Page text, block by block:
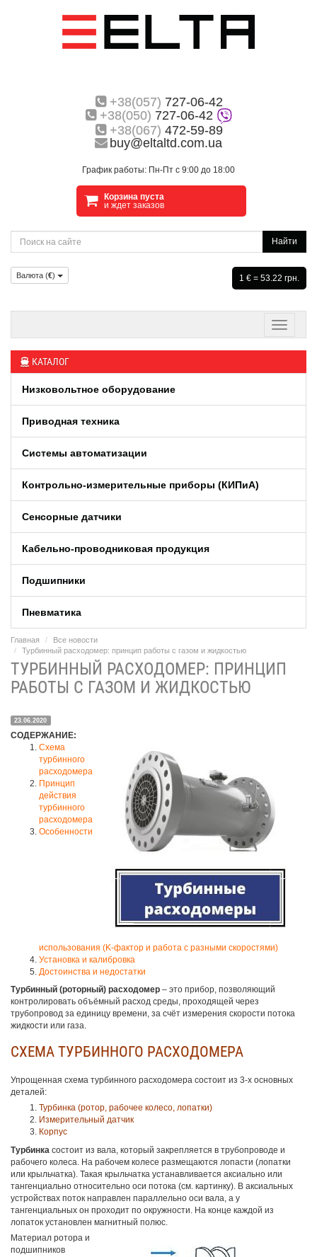
+38(057) 727-06-42
+38(050) 727-06-42
+38(067) 472-59-89
buy@eltaltd.com.ua
График работы: Пн-Пт с 9:00 до 18:00
Корзина пуста
и ждет заказов
Найти
Валюта (€) 1 € = 53.22 грн.
КАТАЛОГ
Низковольтное оборудование
Приводная техника
Системы автоматизации
Контрольно-измерительные приборы (КИПиA)
Сенсорные датчики
Кабельно-проводниковая продукция
Подшипники
Пневматика
Главная
Все новости
Турбинный расходомер: принцип работы с газом и жидкостью
ТУРБИННЫЙ РАСХОДОМЕР: ПРИНЦИП
РАБОТЫ С ГАЗОМ И ЖИДКОСТЬЮ
23.06.2020
СОДЕРЖАНИЕ:
Схема
турбинного
расходомера
Принцип
действия
турбинного
расходомера
Особенности
использования (K-фактор и работа с разными скоростями)
Установка и калибровка
Достоинства и недостатки
Турбинный (роторный) расходомер – это прибор, позволяющий
контролировать объёмный расход среды, проходящей через
трубопровод за единицу времени, за счёт измерения скорости потока
жидкости или газа.
СХЕМА ТУРБИННОГО РАСХОДОМЕРА
Упрощенная схема турбинного расходомера состоит из 3-х основных
деталей:
Турбинка (ротор, рабочее колесо, лопатки)
Измерительный датчик
Корпус
Турбинка состоит из вала, который закрепляется в трубопроводе и
рабочего колеса. На рабочем колесе размещаются лопасти (лопатки
или крыльчатка). Такая крыльчатка устанавливается аксиально или
тангенциально относительно оси потока (см. картинку). В аксиальных
устройствах поток направлен параллельно оси вала, а у
тангенциальных он проходит по окружности. На конце каждой из
лопаток установлен магнитный полюс.
Материал ротора и
подшипников